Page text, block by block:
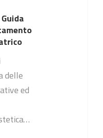
delle
ed